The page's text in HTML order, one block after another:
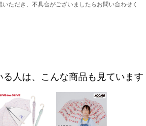
ただき、不具合がございましたらお問い合わせく
る人は、こんな商品も見ています